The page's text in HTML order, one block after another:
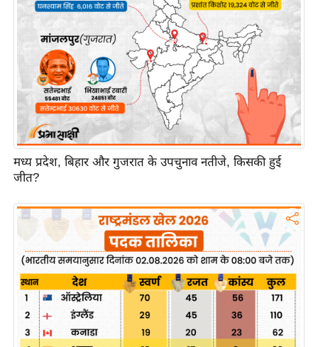
र
मि
सा
ल
बे
मि
सा
ल
ख्सि
य
यं
ग
डि
या
मध्य प्रदेश, बिहार और गुजरात के उपचुनाव नतीजे, किसकी हुई
जीत?